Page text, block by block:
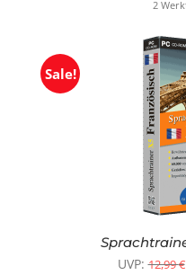
2
Sale!
UVP: 12,99€